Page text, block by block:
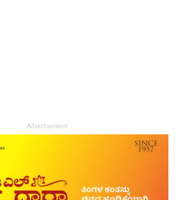
Advertisement